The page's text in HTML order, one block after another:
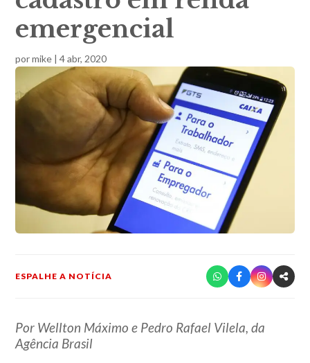
emergencial
pormike |4 abr, 2020
ESPALHE A NOTÍCIA
Por Wellton Máximo e Pedro Rafael Vilela, da
Agência Brasil